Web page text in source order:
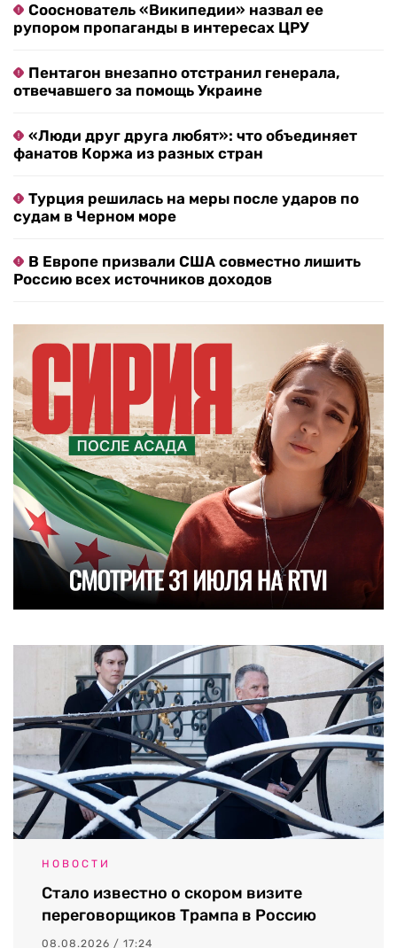
Сооснователь «Википедии» назвал ее
рупором пропаганды в интересах ЦРУ
Пентагон внезапно отстранил генерала,
отвечавшего за помощь Украине
«Люди друг друга любят»: что объединяет
фанатов Коржа из разных стран
Турция решилась на меры после ударов по
судам в Черном море
В Европе призвали США совместно лишить
Россию всех источников доходов
НОВОСТИ
Стало известно о скором визите
переговорщиков Трампа в Россию
08.08.2026 / 17:24